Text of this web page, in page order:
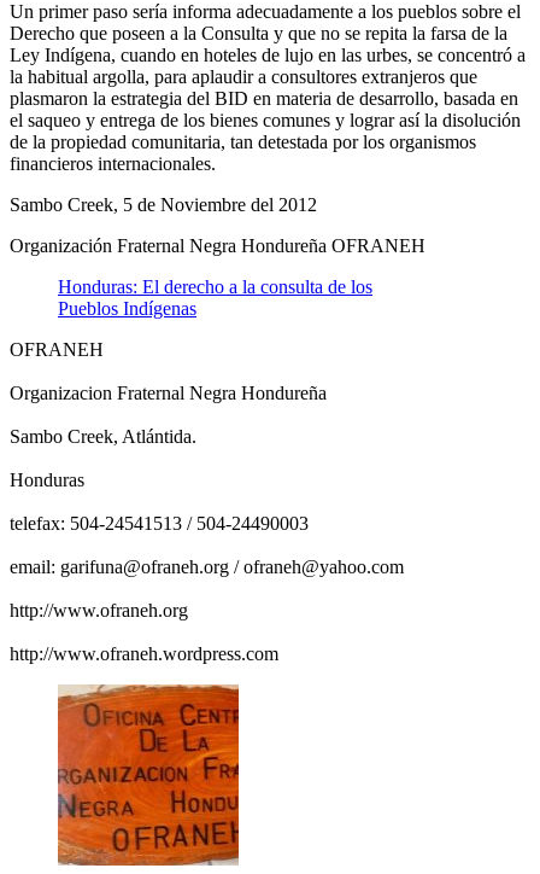
Un primer paso sería informa adecuadamente a los pueblos sobre el
Derecho que poseen a la Consulta y que no se repita la farsa de la
Ley Indígena, cuando en hoteles de lujo en las urbes, se concentró a
la habitual argolla, para aplaudir a consultores extranjeros que
plasmaron la estrategia del BID en materia de desarrollo, basada en
el saqueo y entrega de los bienes comunes y lograr así la disolución
de la propiedad comunitaria, tan detestada por los organismos
financieros internacionales.
Sambo Creek, 5 de Noviembre del 2012
Organización Fraternal Negra Hondureña OFRANEH
Honduras: El derecho a la consulta de los
Pueblos Indígenas
OFRANEH
Organizacion Fraternal Negra Hondureña
Sambo Creek, Atlántida.
Honduras
telefax: 504-24541513 / 504-24490003
email: garifuna@ofraneh.org / ofraneh@yahoo.com
http://www.ofraneh.org
http://www.ofraneh.wordpress.com